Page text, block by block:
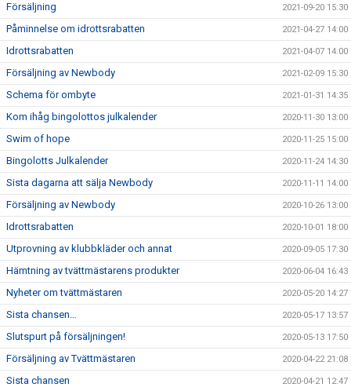
Försäljning 2021-09-20 15:30
Påminnelse om idrottsrabatten 2021-04-27 14:00
Idrottsrabatten 2021-04-07 14:00
Försäljning av Newbody 2021-02-09 15:30
Schema för ombyte 2021-01-31 14:35
Kom ihåg bingolottos julkalender 2020-11-30 13:00
Swim of hope 2020-11-25 15:00
Bingolotts Julkalender 2020-11-24 14:30
Sista dagarna att sälja Newbody 2020-11-11 14:00
Försäljning av Newbody 2020-10-26 13:00
Idrottsrabatten 2020-10-01 18:00
Utprovning av klubbkläder och annat 2020-09-05 17:30
Hämtning av tvättmästarens produkter 2020-06-04 16:43
Nyheter om tvättmästaren 2020-05-20 14:27
Sista chansen… 2020-05-17 13:57
Slutspurt på försäljningen! 2020-05-13 17:50
Försäljning av Tvättmästaren 2020-04-22 21:08
Sista chansen 2020-04-21 12:47